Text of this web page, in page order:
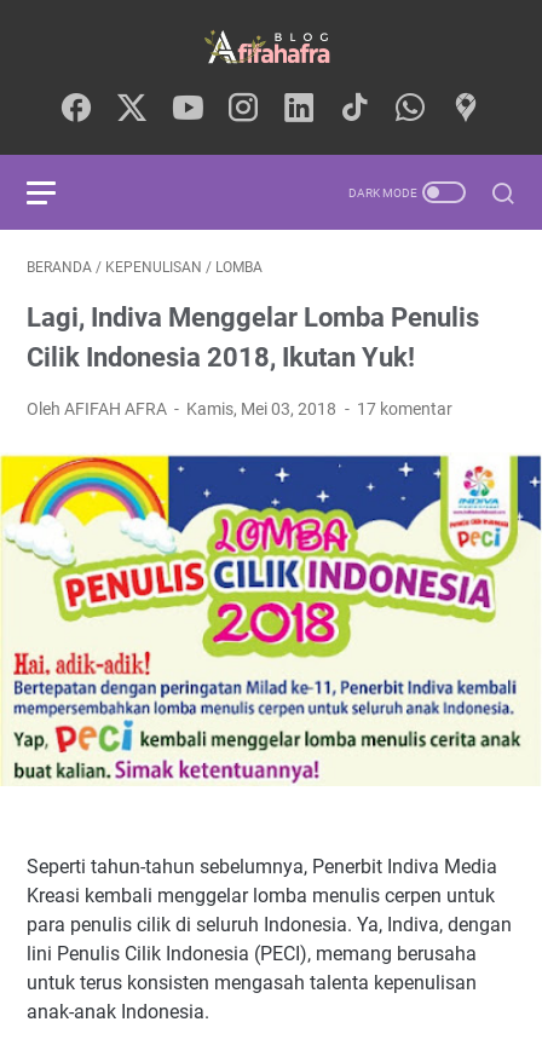
BERANDA / KEPENULISAN / LOMBA
Lagi, Indiva Menggelar Lomba Penulis
Cilik Indonesia 2018, Ikutan Yuk!
Oleh AFIFAH AFRA Kamis, Mei 03, 2018 17 komentar
Seperti tahun-tahun sebelumnya, Penerbit Indiva Media
Kreasi kembali menggelar lomba menulis cerpen untuk
para penulis cilik di seluruh Indonesia. Ya, Indiva, dengan
lini Penulis Cilik Indonesia (PECI), memang berusaha
untuk terus konsisten mengasah talenta kepenulisan
anak-anak Indonesia.